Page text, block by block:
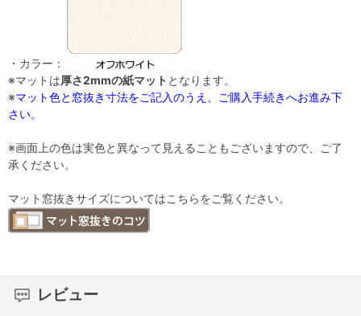
・カラー：
※マットは厚さ2mmの紙マット となります。
※マット色と窓抜き寸法をご記入のうえ、ご購入手続きへお進み下
さい。
※画面上の色は実色と異なって見えることもございますので、ご了
承ください。
マット窓抜きサイズについてはこちらをご覧ください。
レビュー